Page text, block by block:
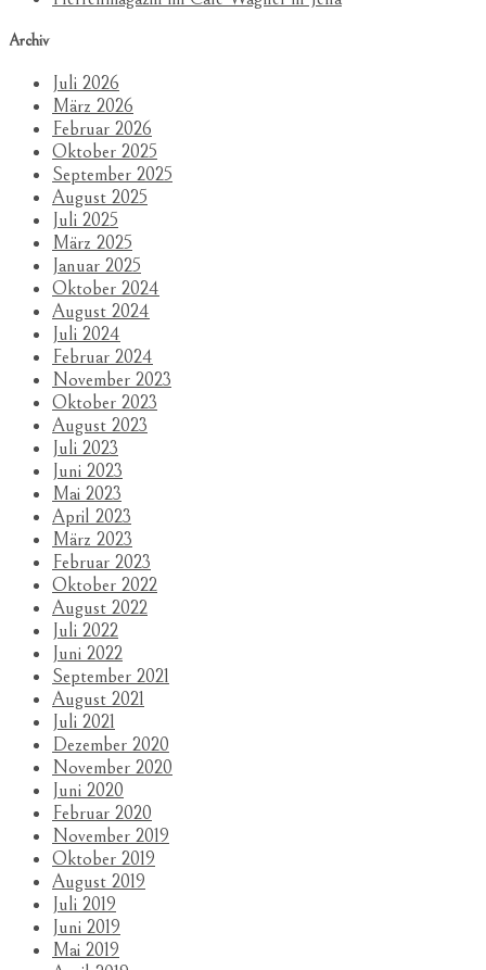
Archiv
Juli 2026
März 2026
Februar 2026
Oktober 2025
September 2025
August 2025
Juli 2025
März 2025
Januar 2025
Oktober 2024
August 2024
Juli 2024
Februar 2024
November 2023
Oktober 2023
August 2023
Juli 2023
Juni 2023
Mai 2023
April 2023
März 2023
Februar 2023
Oktober 2022
August 2022
Juli 2022
Juni 2022
September 2021
August 2021
Juli 2021
Dezember 2020
November 2020
Juni 2020
Februar 2020
November 2019
Oktober 2019
August 2019
Juli 2019
Juni 2019
Mai 2019